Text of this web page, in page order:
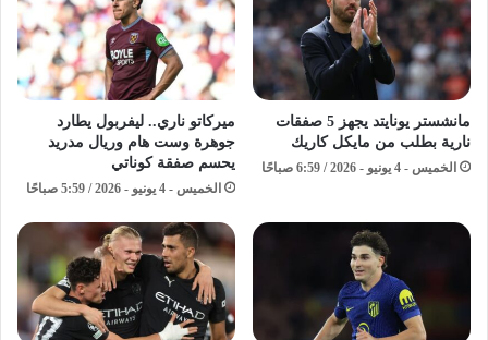
مانشستر يونايتد يجهز 5 صفقات
نارية بطلب من مايكل كاريك
الخميس - 4 يونيو - 2026 / 6:59 صباحًا
ميركاتو ناري.. ليفربول يطارد
جوهرة وست هام وريال مدريد
يحسم صفقة كوناتي
الخميس - 4 يونيو - 2026 / 5:59 صباحًا